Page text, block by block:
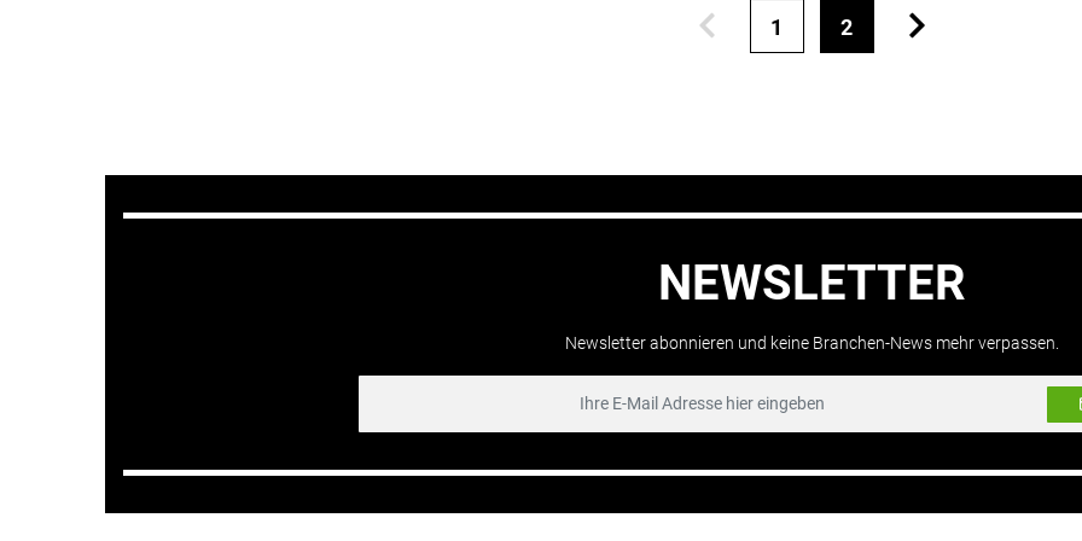
1 2
NEWSLETTER
Newsletter abonnieren und keine Branchen-News mehr verpassen.